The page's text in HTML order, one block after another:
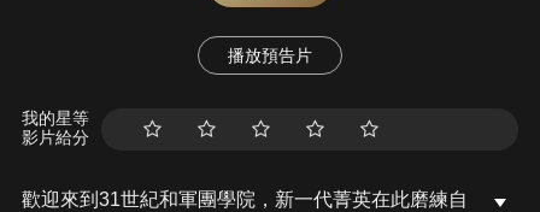
播放預告片
我的星等
影片給分
歡迎來到31世紀和軍團學院，新一代菁英在此磨練自